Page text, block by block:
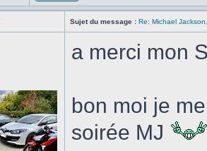
Sujet du message : Re: Michael
a merci mon
bon moi je
soirée MJ